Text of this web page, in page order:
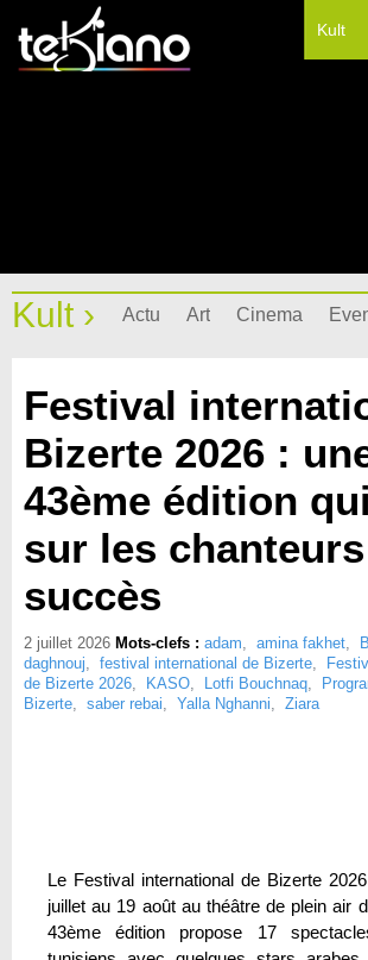
Kult
Kult › Actu Art Cinema
Festival
Bizerte 2026 :
43ème édition
sur les
succès
2 juillet 2026 Mots-clefs : adam, amina fakhet,
daghnouj, festival international de Bizerte,
de Bizerte 2026, KASO, Lotfi Bouchnaq,
Bizerte, saber rebai, Yalla Nghanni, Ziara
Le Festival international de Bizerte
juillet au 19 août au théâtre de plein air
43ème édition propose 17